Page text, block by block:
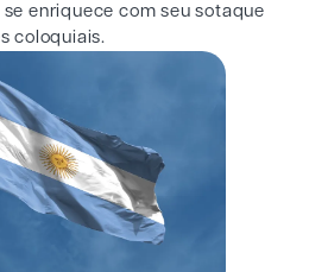
enriquece com seu sotaque
coloquiais.